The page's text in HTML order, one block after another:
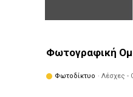
Φωτογραφική
Φωτοδίκτυο · Λέσχες -